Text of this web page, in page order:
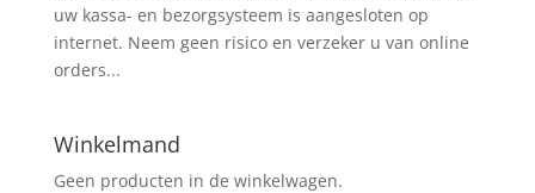
uw kassa- en bezorgsysteem is aangesloten op
internet. Neem geen risico en verzeker u van online
orders...
Winkelmand
Geen producten in de winkelwagen.